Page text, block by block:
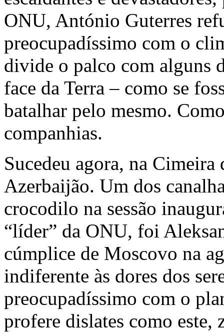
ONU, António Guterres
preocupadíssimo com o
divide o palco com alguns
face da Terra – como se
batalhar pelo mesmo.
companhias.
Sucedeu agora, na
Azerbaijão. Um dos
crocodilo na sessão
“líder” da ONU, foi
cúmplice de Moscovo na
indiferente às dores dos
preocupadíssimo com o
profere dislates como este,